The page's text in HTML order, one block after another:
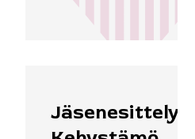
Jäsenesittely: